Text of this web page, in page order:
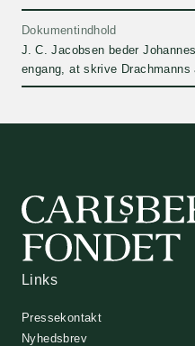
Dokumentindhold
J. C. Jacobsen beder
engang, at skrive Drachmanns
konvolut.
Links
Pressekontakt
Nyhedsbrev